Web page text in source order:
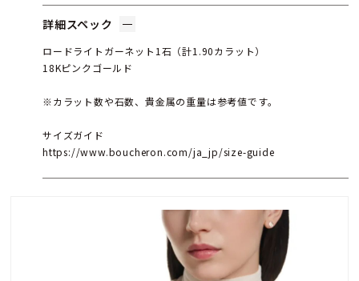
詳細スペック
ロードライトガーネット1石（計1.90カラット）
18Kピンクゴールド
※カラット数や石数、貴金属の重量は参考値です。
サイズガイド
https://www.boucheron.com/ja_jp/size-guide